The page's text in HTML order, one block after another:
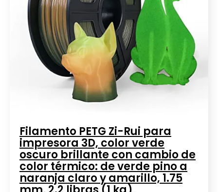
Filamento PETG Zi-Rui para
impresora 3D, color verde
oscuro brillante con cambio de
color térmico: de verde pino a
naranja claro y amarillo, 1.75